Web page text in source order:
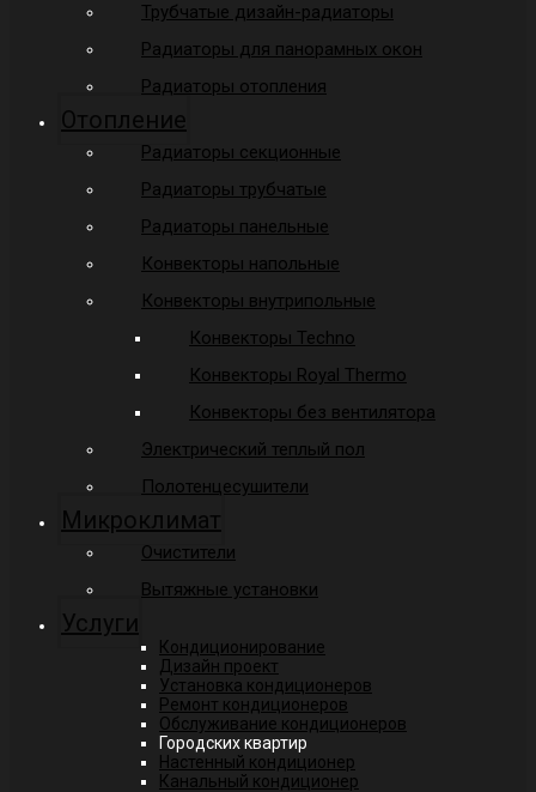
Трубчатые дизайн-радиаторы
Радиаторы для панорамных окон
Радиаторы отопления
Отопление
Радиаторы секционные
Радиаторы трубчатые
Радиаторы панельные
Конвекторы напольные
Конвекторы внутрипольные
Конвекторы Techno
Конвекторы Royal Thermo
Конвекторы без вентилятора
Электрический теплый пол
Полотенцесушители
Микроклимат
Очистители
Вытяжные установки
Услуги
Кондиционирование
Дизайн проект
Установка кондиционеров
Ремонт кондиционеров
Обслуживание кондиционеров
Городских квартир
Настенный кондиционер
Канальный кондиционер